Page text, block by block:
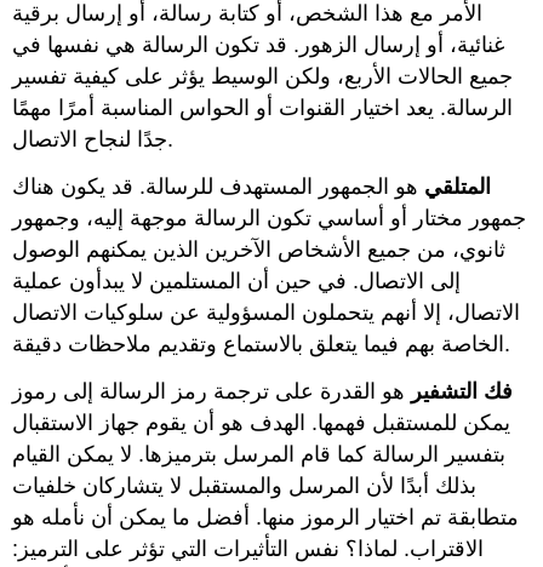
الأمر مع هذا الشخص، أو كتابة رسالة، أو إرسال برقية
غنائية، أو إرسال الزهور. قد تكون الرسالة هي نفسها في
جميع الحالات الأربع، ولكن الوسيط يؤثر على كيفية تفسير
الرسالة. يعد اختيار القنوات أو الحواس المناسبة أمرًا مهمًا
جدًا لنجاح الاتصال.
المتلقي هو الجمهور المستهدف للرسالة. قد يكون هناك
جمهور مختار أو أساسي تكون الرسالة موجهة إليه، وجمهور
ثانوي، من جميع الأشخاص الآخرين الذين يمكنهم الوصول
إلى الاتصال. في حين أن المستلمين لا يبدأون عملية
الاتصال، إلا أنهم يتحملون المسؤولية عن سلوكيات الاتصال
الخاصة بهم فيما يتعلق بالاستماع وتقديم ملاحظات دقيقة.
فك التشفير هو القدرة على ترجمة رمز الرسالة إلى رموز
يمكن للمستقبل فهمها. الهدف هو أن يقوم جهاز الاستقبال
بتفسير الرسالة كما قام المرسل بترميزها. لا يمكن القيام
بذلك أبدًا لأن المرسل والمستقبل لا يتشاركان خلفيات
متطابقة تم اختيار الرموز منها. أفضل ما يمكن أن نأمله هو
الاقتراب. لماذا؟ نفس التأثيرات التي تؤثر على الترميز: